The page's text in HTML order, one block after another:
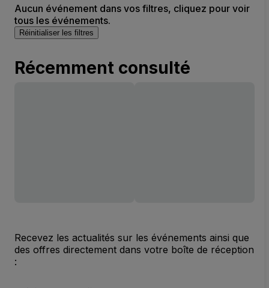
Aucun événement dans vos filtres, cliquez pour voir
tous les événements.
Réinitialiser les filtres
Récemment consulté
Recevez les actualités sur les événements ainsi que
des offres directement dans votre boîte de réception
: